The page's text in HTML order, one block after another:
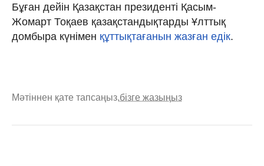
Бұған дейін Қазақстан президенті Қасым-
Жомарт Тоқаев қазақстандықтарды Ұлттық
домбыра күнімен құттықтағанын жазған едік.
Мәтіннен қате тапсаңыз,бізге жазыңыз